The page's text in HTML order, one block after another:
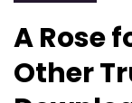
A Rose
Other